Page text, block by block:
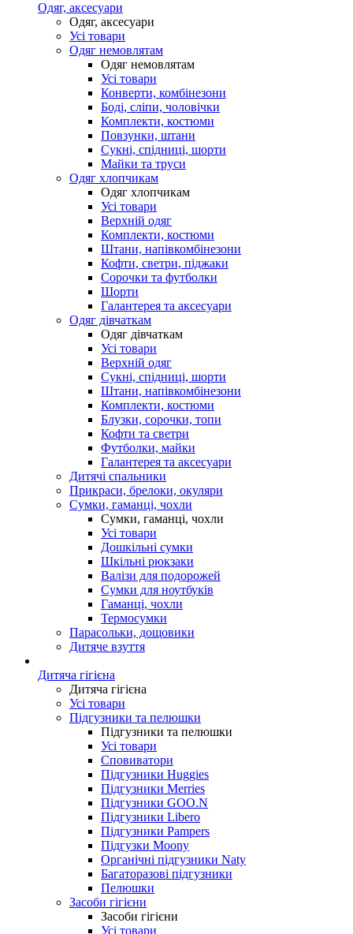
Одяг, аксесуари
Одяг, аксесуари
Усі товари
Одяг немовлятам
Одяг немовлятам
Усі товари
Конверти, комбінезони
Боді, сліпи, чоловічки
Комплекти, костюми
Повзунки, штани
Сукні, спідниці, шорти
Майки та труси
Одяг хлопчикам
Одяг хлопчикам
Усі товари
Верхній одяг
Комплекти, костюми
Штани, напівкомбінезони
Кофти, светри, піджаки
Сорочки та футболки
Шорти
Галантерея та аксесуари
Одяг дівчаткам
Одяг дівчаткам
Усі товари
Верхній одяг
Сукні, спідниці, шорти
Штани, напівкомбінезони
Комплекти, костюми
Блузки, сорочки, топи
Кофти та светри
Футболки, майки
Галантерея та аксесуари
Дитячі спальники
Прикраси, брелоки, окуляри
Сумки, гаманці, чохли
Сумки, гаманці, чохли
Усі товари
Дошкільні сумки
Шкільні рюкзаки
Валізи для подорожей
Сумки для ноутбуків
Гаманці, чохли
Термосумки
Парасольки, дощовики
Дитяче взуття
Дитяча гігієна
Дитяча гігієна
Усі товари
Підгузники та пелюшки
Підгузники та пелюшки
Усі товари
Сповиватори
Підгузники Huggies
Підгузники Merries
Підгузники GOO.N
Підгузники Libero
Підгузники Pampers
Підгузки Moony
Органічні підгузники Naty
Багаторазові підгузники
Пелюшки
Засоби гігієни
Засоби гігієни
Усі товари